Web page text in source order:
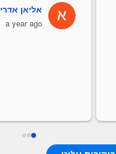
אליאן אדרי
a year ago